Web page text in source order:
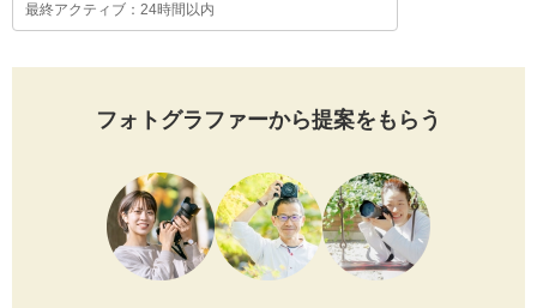
最終アクティブ：24時間以内
フォトグラファーから提案をもらう